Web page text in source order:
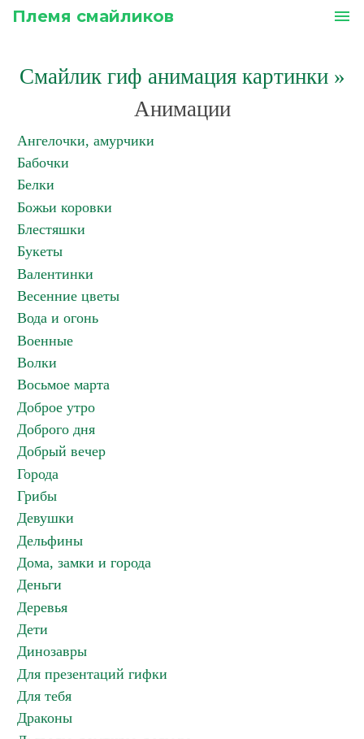
Племя смайликов menu
Смайлик гиф анимация картинки»
Анимации
Ангелочки, амурчики
Бабочки
Белки
Божьи коровки
Блестяшки
Букеты
Валентинки
Весенние цветы
Вода и огонь
Военные
Волки
Восьмое марта
Доброе утро
Доброго дня
Добрый вечер
Города
Грибы
Девушки
Дельфины
Дома, замки и города
Деньги
Деревья
Дети
Динозавры
Для презентаций гифки
Для тебя
Драконы